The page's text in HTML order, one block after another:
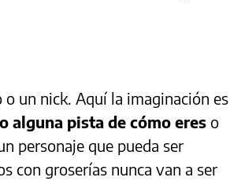
un nick. Aquí la imaginación es
alguna pista de cómo eres o
personaje que pueda ser
con groserías nunca van a ser